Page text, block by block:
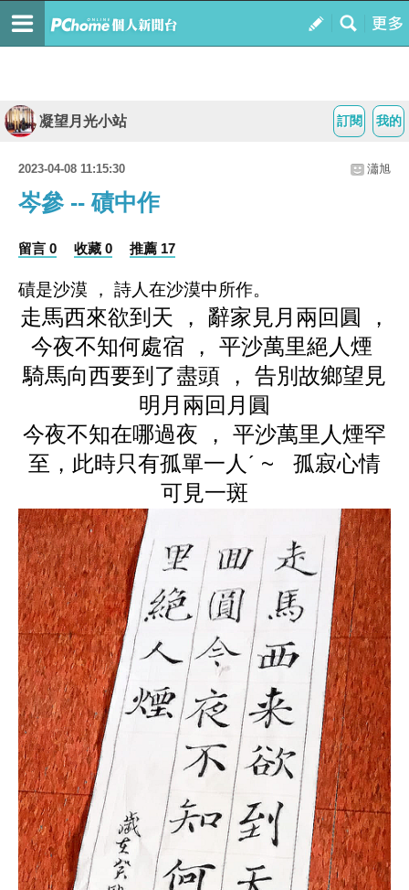
我的
訂閱
凝望月光小站
2023-04-08 11:15:30 瀟旭
岑參 -- 磧中作
留言 0 收藏 0 推薦 17
磧是沙漠 ， 詩人在沙漠中所作。
走馬西來欲到天 ， 辭家見月兩回圓 ，
今夜不知何處宿 ， 平沙萬里絕人煙
騎馬向西要到了盡頭 ， 告別故鄉望見
明月兩回月圓
今夜不知在哪過夜 ， 平沙萬里人煙罕
至，此時只有孤單一人ˊ ~ 孤寂心情
可見一斑